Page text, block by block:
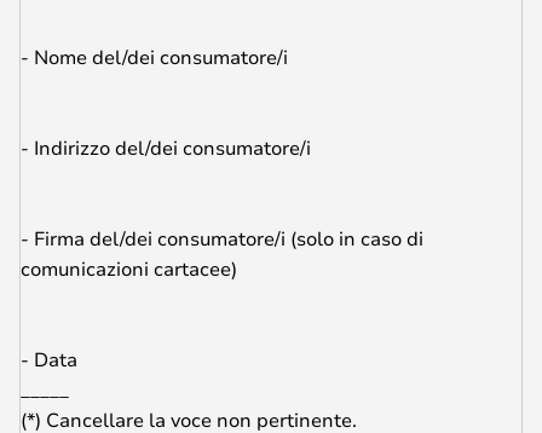
- Nome del/dei consumatore/i
- Indirizzo del/dei consumatore/i
- Firma del/dei consumatore/i (solo in caso di
comunicazioni cartacee)
- Data
(*) Cancellare la voce non pertinente.